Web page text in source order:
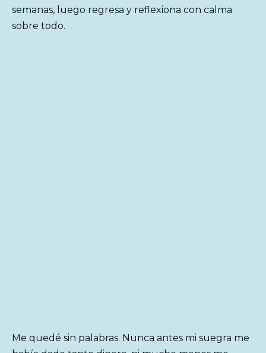
semanas, luego regresa y reflexiona con calma
sobre todo.
Me quedé sin palabras. Nunca antes mi suegra me